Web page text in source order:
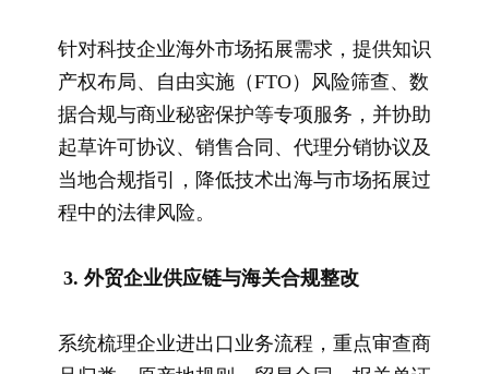
针对科技企业海外市场拓展需求，提供知识
产权布局、自由实施（FTO）风险筛查、数
据合规与商业秘密保护等专项服务，并协助
起草许可协议、销售合同、代理分销协议及
当地合规指引，降低技术出海与市场拓展过
程中的法律风险。
3. 外贸企业供应链与海关合规整改
系统梳理企业进出口业务流程，重点审查商